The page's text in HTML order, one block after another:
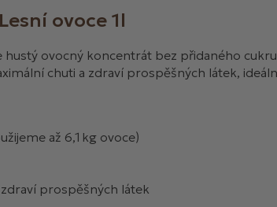
ovoce 1l
hustý ovocný koncentrát bez přidaného
chuti a zdraví prospěšných látek,
až 6,1 kg ovoce)
prospěšných látek